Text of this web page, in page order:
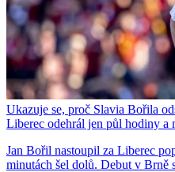
Ukazuje se, proč Slavia Bořila
Liberec odehrál jen půl hodiny a
Jan Bořil nastoupil za Liberec
minutách šel dolů. Debut v Brně